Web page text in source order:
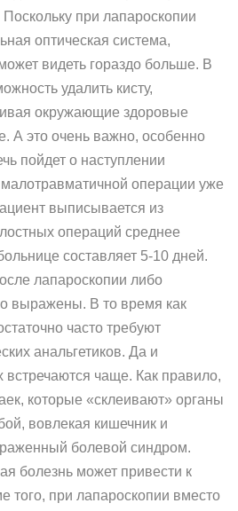
при лапароскопии
оптическая система,
видеть гораздо больше. В
удалить кисту,
окружающие здоровые
А это очень важно, особенно
пойдет о наступлении
операции уже
выписывается из
операций среднее
составляет 5-10 дней.
лапароскопии либо
выражены. В то время как
часто требуют
анальгетиков. Да и
чаще. Как правило,
которые «склеивают» органы
вовлекая кишечник и
болевой синдром.
болезнь может привести к
того, при лапароскопии вместо